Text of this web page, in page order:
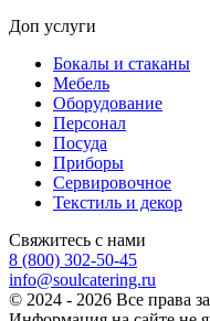
Доп услуги
Бокалы и стаканы
Мебель
Оборудование
Персонал
Посуда
Приборы
Сервировочное
Текстиль и декор
Свяжитесь с нами
8 (800) 302-50-45
info@soulcatering.ru
© 2024 - 2026 Все права